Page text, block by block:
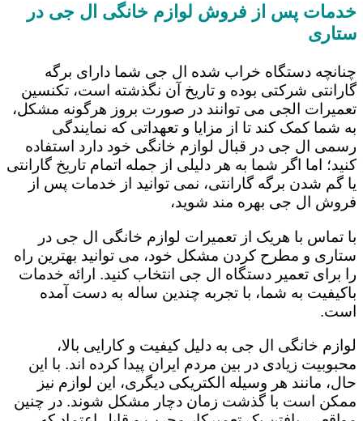
خدمات پس از فروش لوازم خانگی ال جی در
ستاری
چنانچه دستگاه خراب شده ال جی شما دارای برگه
گارانتی شرکتی بوده و تاریخ آن نگذشته است، تکنسین
تعمیرات الجی می توانند در صورت بروز هرگونه مشکل،
به شما کمک کند تا از مزایا و تعهداتی که نمایندگی
رسمی ال جی در قبال لوازم خانگی خود دارد استفاده
کنید؛ اما اگر شما به هر دلیلی از جمله اتمام تاریخ گارانتی
یا گم شدن برگه گارانتی، نمی توانید از خدمات پس از
فروش ال جی بهره مند شوید،
با تماس با هریک از تعمیرات لوازم خانگی ال جی در
ستاری و مطرح کردن مشکل خود، می توانید بهترین راه
را برای تعمیر دستگاه ال جی انتخاب کنید. ارائه خدمات
باکیفیت به شما، با تجربه چندین ساله به دست آمده
است.
لوازم خانگی ال جی به دلیل کیفیت و کارایی بالا،
محبوبیت زیادی در بین مردم ایران پیدا کرده اند. با این
حال، مانند هر وسیله الکتریکی دیگری، این لوازم نیز
ممکن است با گذشت زمان دچار مشکل شوند. در چنین